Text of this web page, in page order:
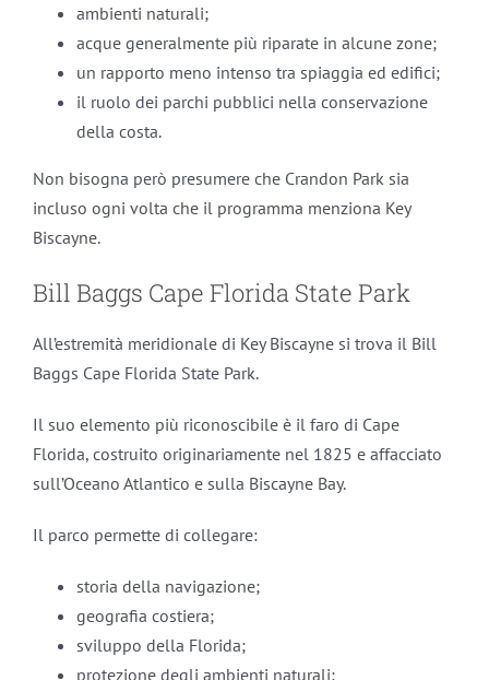
ambienti naturali;
acque generalmente più riparate in alcune zone;
un rapporto meno intenso tra spiaggia ed edifici;
il ruolo dei parchi pubblici nella conservazione
della costa.
Non bisogna però presumere che Crandon Park sia
incluso ogni volta che il programma menziona Key
Biscayne.
Bill Baggs Cape Florida State Park
All’estremità meridionale di Key Biscayne si trova il Bill
Baggs Cape Florida State Park.
Il suo elemento più riconoscibile è il faro di Cape
Florida, costruito originariamente nel 1825 e affacciato
sull’Oceano Atlantico e sulla Biscayne Bay.
Il parco permette di collegare:
storia della navigazione;
geografia costiera;
sviluppo della Florida;
protezione degli ambienti naturali;